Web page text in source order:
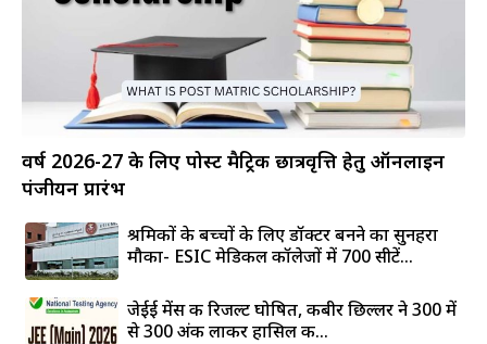
वर्ष 2026-27 के लिए पोस्ट मैट्रिक छात्रवृत्ति हेतु ऑनलाइन
पंजीयन प्रारंभ
श्रमिकों के बच्चों के लिए डॉक्टर बनने का सुनहरा
मौका- ESIC मेडिकल कॉलेजों में 700 सीटें...
जेईई मेंस की रिजल्ट घोषित, कबीर छिल्लर ने 300 में
से 300 अंक लाकर हासिल की...